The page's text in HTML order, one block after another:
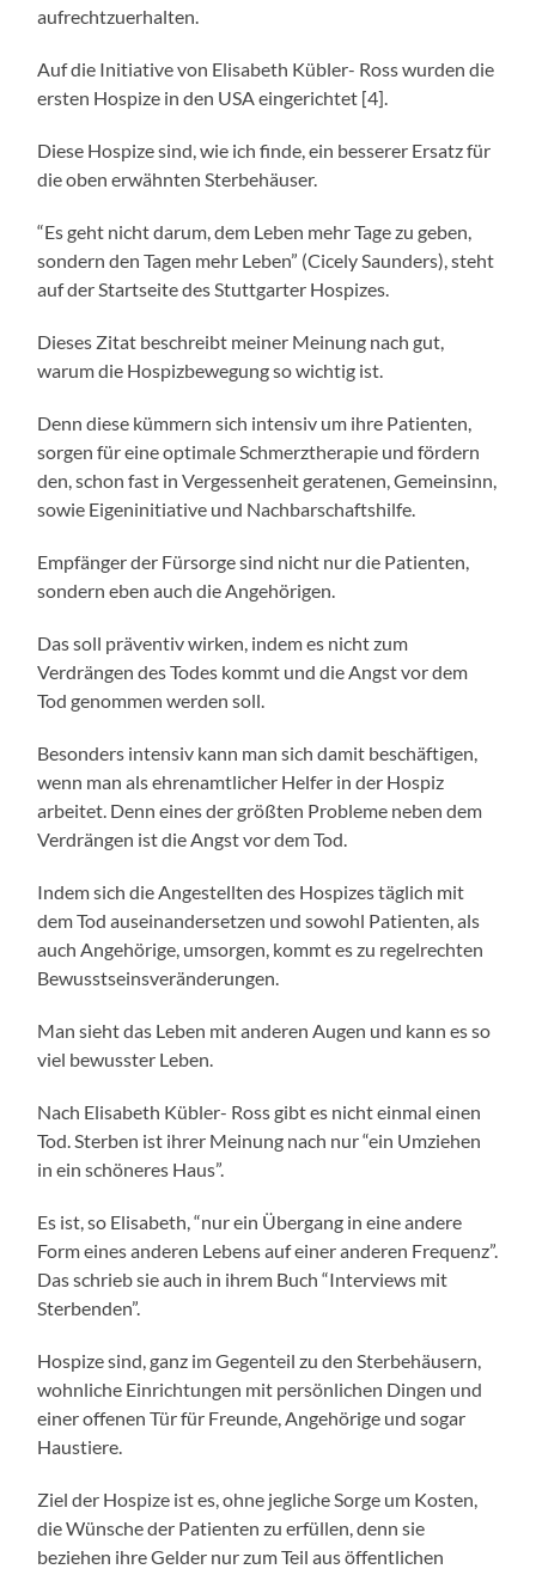
aufrechtzuerhalten.
Auf die Initiative von Elisabeth Kübler- Ross wurden die
ersten Hospize in den USA eingerichtet [4].
Diese Hospize sind, wie ich finde, ein besserer Ersatz für
die oben erwähnten Sterbehäuser.
“Es geht nicht darum, dem Leben mehr Tage zu geben,
sondern den Tagen mehr Leben” (Cicely Saunders), steht
auf der Startseite des Stuttgarter Hospizes.
Dieses Zitat beschreibt meiner Meinung nach gut,
warum die Hospizbewegung so wichtig ist.
Denn diese kümmern sich intensiv um ihre Patienten,
sorgen für eine optimale Schmerztherapie und fördern
den, schon fast in Vergessenheit geratenen, Gemeinsinn,
sowie Eigeninitiative und Nachbarschaftshilfe.
Empfänger der Fürsorge sind nicht nur die Patienten,
sondern eben auch die Angehörigen.
Das soll präventiv wirken, indem es nicht zum
Verdrängen des Todes kommt und die Angst vor dem
Tod genommen werden soll.
Besonders intensiv kann man sich damit beschäftigen,
wenn man als ehrenamtlicher Helfer in der Hospiz
arbeitet. Denn eines der größten Probleme neben dem
Verdrängen ist die Angst vor dem Tod.
Indem sich die Angestellten des Hospizes täglich mit
dem Tod auseinandersetzen und sowohl Patienten, als
auch Angehörige, umsorgen, kommt es zu regelrechten
Bewusstseinsveränderungen.
Man sieht das Leben mit anderen Augen und kann es so
viel bewusster Leben.
Nach Elisabeth Kübler- Ross gibt es nicht einmal einen
Tod. Sterben ist ihrer Meinung nach nur “ein Umziehen
in ein schöneres Haus”.
Es ist, so Elisabeth, “nur ein Übergang in eine andere
Form eines anderen Lebens auf einer anderen Frequenz”.
Das schrieb sie auch in ihrem Buch “Interviews mit
Sterbenden”.
Hospize sind, ganz im Gegenteil zu den Sterbehäusern,
wohnliche Einrichtungen mit persönlichen Dingen und
einer offenen Tür für Freunde, Angehörige und sogar
Haustiere.
Ziel der Hospize ist es, ohne jegliche Sorge um Kosten,
die Wünsche der Patienten zu erfüllen, denn sie
beziehen ihre Gelder nur zum Teil aus öffentlichen